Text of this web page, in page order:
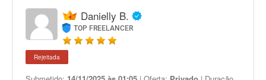
Danielly B.
TOP FREELANCER
Rejeitada